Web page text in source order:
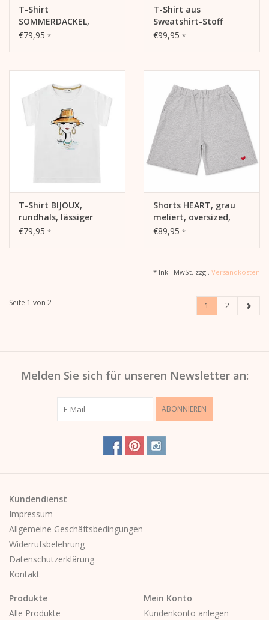
T-Shirt
SOMMERDACKEL,
rundhals, oversized,
€79,95 *
T-Shirt aus
Sweatshirt-Stoff
SOMMERDACKEL, Raw-
Schnitt, Frontdruck,
€99,95 *
T-Shirt BIJOUX,
rundhals, lässiger
Schnitt, Frontdruck
€79,95 *
Shorts HEART, grau
meliert, oversized,
lässiger Schnitt
€89,95 *
* Inkl. MwSt. zzgl. Versandkosten
Seite 1 von 2 1 2
Melden Sie sich für unseren Newsletter an:
ABONNIEREN
Kundendienst
Impressum
Allgemeine Geschäftsbedingungen
Widerrufsbelehrung
Datenschutzerklärung
Kontakt
Produkte
Alle Produkte
Mein Konto
Kundenkonto anlegen